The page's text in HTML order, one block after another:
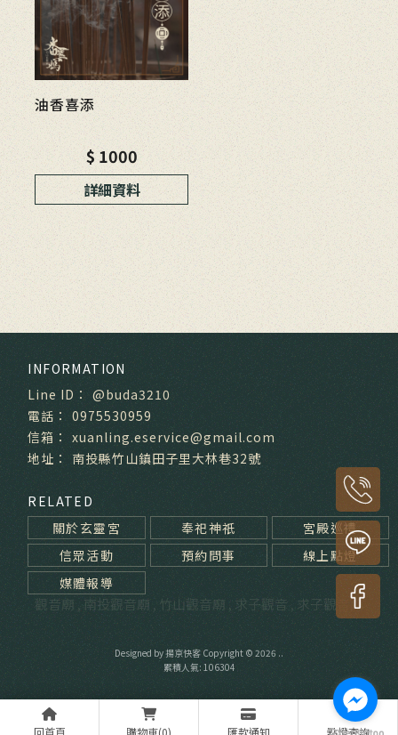
油香喜添
$ 1000
詳細資料
回首頁 購物車(0) 匯款通知 點燈查詢
@buda3210
0975530959
xuanling.eservice@gmail.com
南投縣竹山鎮田子里大林巷32號
關於玄靈宮 奉祀神祇
宮殿巡禮
信眾活動
預約問事
線上點燈
媒體報導
觀音廟 南投觀音廟 竹山觀音廟 求子觀音 求子觀音廟
Designed by揚京快客 Copyright © 2026 ..
累積人氣: 106304